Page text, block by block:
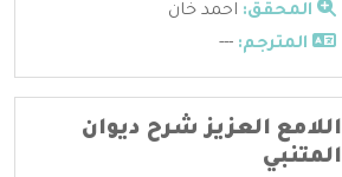
المحقق: احمد خان
المترجم: ---
اللامع العزيز شرح ديوان
المتنبي